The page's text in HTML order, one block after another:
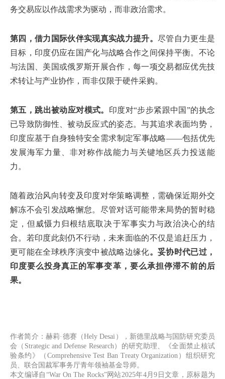
务交易应以作战需求为驱动，而非政治需求。
第四，借力国际伙伴实现真实战力提升。 尽管自力更生是
目标，印度仍应在国产化与战略合作之间保持平衡。不论
与法国、美国或俄罗斯开展合作，每一项交易都应优先技
术转让与产业协作，而非仅限于硬件采购。
第五，跳出被动应对模式。 印度对“步步紧跟中国”的执念
已导致防御性、被动反应式的姿态。与其追求表面均势，
印度应基于自身独特安全需求制定军事战略——包括优先
发展海军力量、非对称作战能力与关键地区兵力投送能
力。
随着政治风向转变及印度对华策略调整，需确保近期外交
解冻不会引发战略懈怠。尽管对话可能带来局势的暂时稳
定，但威慑力归根结底取决于军事实力与政治决心的结
合。若印度此刻仍不行动，未来面临的不仅是追赶压力，
更可能在全球秩序演变中被战略边缘化。妥协时代已过，
印度要么投身真正的军事变革，要么承担停滞不前的后
果。
作者简介：赫莉·德赛（Hely Desai），新德里战略与国防研究委员
会（Strategic and Defense Research）的研究助理、《全面禁止核试
验条约》（Comprehensive Test Ban Treaty Organization）组织研究
员、联合国裁军事务厅青年领袖基金导师。
本文编译自“War On The Rocks”网站2025年4月9日文章，原标题为